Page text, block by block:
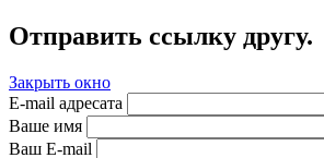
Отправить ссылку другу.
Закрыть окно
E-mail адресата
Ваше имя
Ваш E-mail